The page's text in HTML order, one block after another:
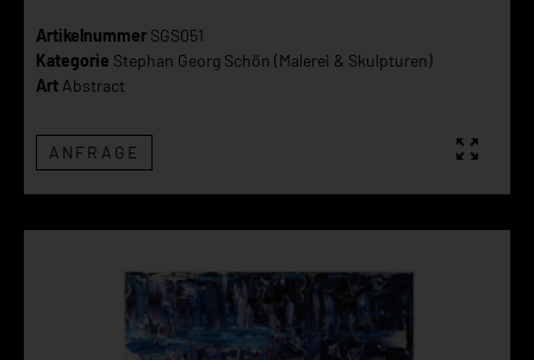
Artikelnummer SGS051
Kategorie Stephan Georg Schön (Malerei & Skulpturen)
Art Abstract
ANFRAGE